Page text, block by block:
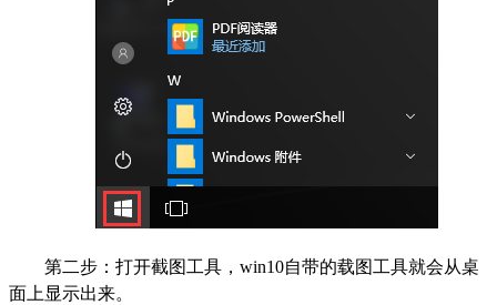
第二步：打开截图工具，win10自带的载图工具就会从桌
面上显示出来。